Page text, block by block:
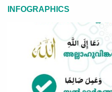
INFOGRAPHICS